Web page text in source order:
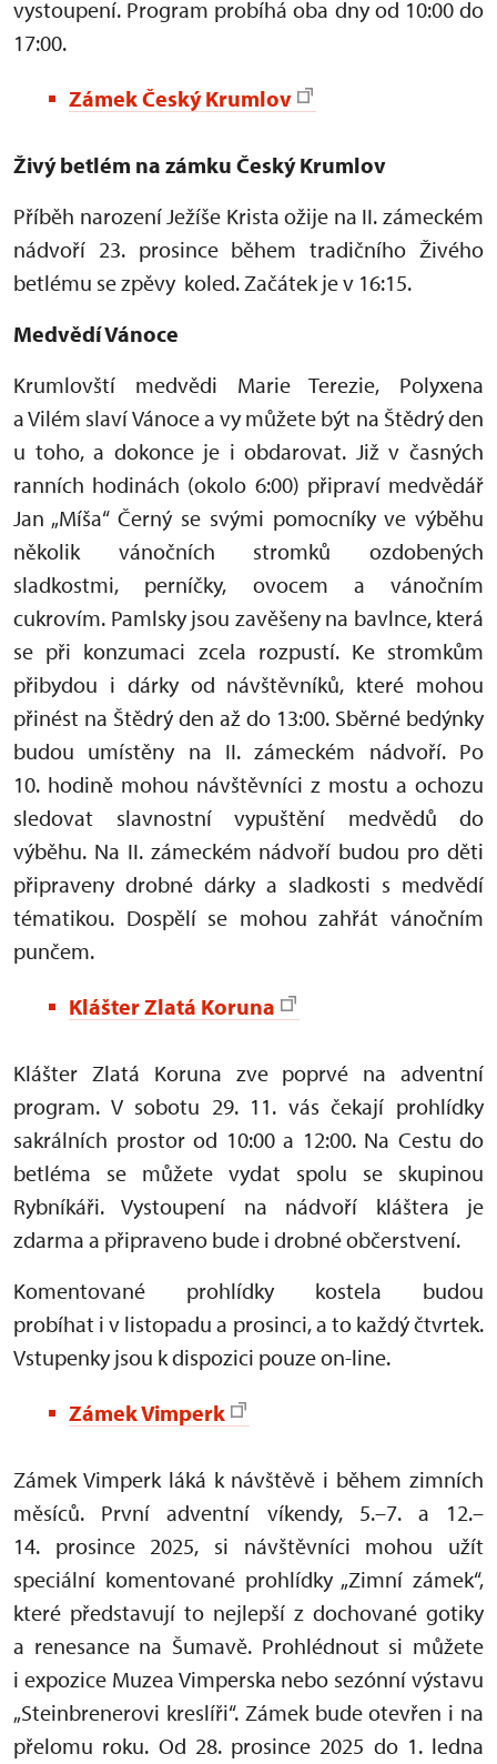
vystoupení. Program probíhá oba dny od 10:00 do
17:00.
Zámek Český Krumlov
Živý betlém na zámku Český Krumlov
Příběh narození Ježíše Krista ožije na II. zámeckém
nádvoří 23. prosince během tradičního Živého
betlému se zpěvy koled. Začátek je v 16:15.
Medvědí Vánoce
Krumlovští medvědi Marie Terezie, Polyxena
a Vilém slaví Vánoce a vy můžete být na Štědrý den
u toho, a dokonce je i obdarovat. Již v časných
ranních hodinách (okolo 6:00) připraví medvědář
Jan „Míša“ Černý se svými pomocníky ve výběhu
několik vánočních stromků ozdobených
sladkostmi, perníčky, ovocem a vánočním
cukrovím. Pamlsky jsou zavěšeny na bavlnce, která
se při konzumaci zcela rozpustí. Ke stromkům
přibydou i dárky od návštěvníků, které mohou
přinést na Štědrý den až do 13:00. Sběrné bedýnky
budou umístěny na II. zámeckém nádvoří. Po
10. hodině mohou návštěvníci z mostu a ochozu
sledovat slavnostní vypuštění medvědů do
výběhu. Na II. zámeckém nádvoří budou pro děti
připraveny drobné dárky a sladkosti s medvědí
tématikou. Dospělí se mohou zahřát vánočním
punčem.
Klášter Zlatá Koruna
Klášter Zlatá Koruna zve poprvé na adventní
program. V sobotu 29. 11. vás čekají prohlídky
sakrálních prostor od 10:00 a 12:00. Na Cestu do
betléma se můžete vydat spolu se skupinou
Rybníkáři. Vystoupení na nádvoří kláštera je
zdarma a připraveno bude i drobné občerstvení.
Komentované prohlídky kostela budou
probíhat i v listopadu a prosinci, a to každý čtvrtek.
Vstupenky jsou k dispozici pouze on-line.
Zámek Vimperk
Zámek Vimperk láká k návštěvě i během zimních
měsíců. První adventní víkendy, 5.–7. a 12.–
14. prosince 2025, si návštěvníci mohou užít
speciální komentované prohlídky „Zimní zámek“,
které představují to nejlepší z dochované gotiky
a renesance na Šumavě. Prohlédnout si můžete
i expozice Muzea Vimperska nebo sezónní výstavu
„Steinbrenerovi kreslíři“. Zámek bude otevřen i na
přelomu roku. Od 28. prosince 2025 do 1. ledna